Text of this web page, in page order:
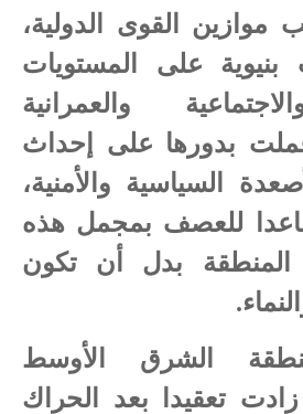
موازين القوى الدولية،
بنيوية على المستويات
والعمرانية
عملت بدورها على إحداث
السياسية والأمنية،
للعصف بمجمل هذه
المنطقة بدل أن تكون
الشرق الأوسط
تعقيدا بعد الحراك